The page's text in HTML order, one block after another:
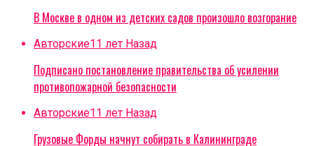
В Москве в одном из детских садов произошло возгорание
Авторские11 лет Назад
Подписано постановление правительства об усилении
противопожарной безопасности
Авторские11 лет Назад
Грузовые Форды начнут собирать в Калининграде